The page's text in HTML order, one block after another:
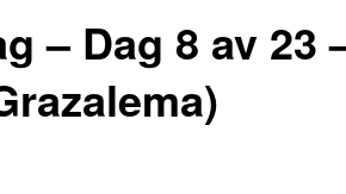
– Dag 8 av 23